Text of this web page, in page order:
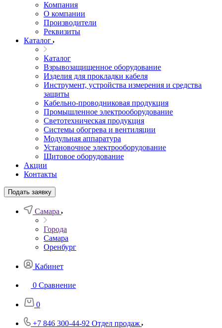
Компания
О компании
Производители
Реквизиты
Каталог
Каталог
Взрывозащищенное оборудование
Изделия для прокладки кабеля
Инструмент, устройства измерения и средства
защиты
Кабельно-проводниковая продукция
Промышленное электрооборудование
Светотехническая продукция
Системы обогрева и вентиляции
Модульная аппаратура
Установочное электрооборудование
Щитовое оборудование
Акции
Контакты
Подать заявку
Самара
Города
Самара
Оренбург
Кабинет
0 Сравнение
0
+7 846 300-44-92 Отдел продаж